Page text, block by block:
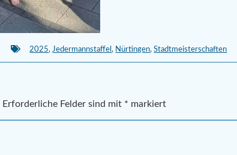
2025, Jedermannstaffel, Nürtingen,Stadtmeisterschaften
Erforderliche Felder sind mit * markiert